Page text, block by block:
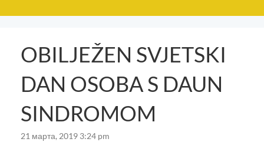
OBILJEŽEN SVJETSKI
DAN OSOBA S DAUN
SINDROMOM
21 марта, 2019 3:24 pm